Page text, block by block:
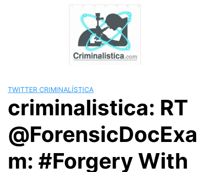
TWITTER CRIMINALÍSTICA
criminalistica: RT
@ForensicDocExa
m: #Forgery With